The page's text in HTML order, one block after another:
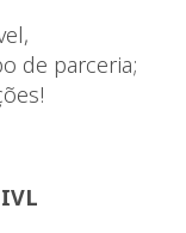
de parceria;